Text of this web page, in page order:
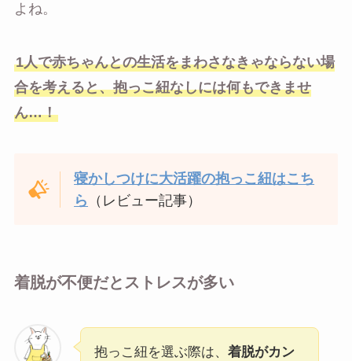
よね。
1人で赤ちゃんとの生活をまわさなきゃならない場
合を考えると、抱っこ紐なしには何もできませ
ん…！
寝かしつけに大活躍の抱っこ紐はこち
ら
（レビュー記事）
着脱が不便だとストレスが多い
抱っこ紐を選ぶ際は、 着脱がカン